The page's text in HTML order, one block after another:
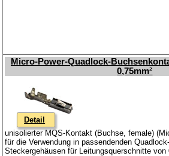
Micro-Power-Quadlock-
0,75mm²
Detail
unisolierter MQS-Kontakt (Buchse, female)
für die Verwendung in passendenden
Steckergehäusen für Leitungsquerschnitte